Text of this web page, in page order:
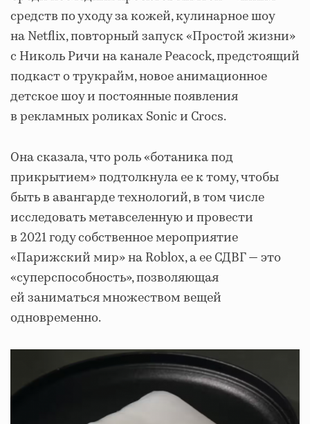
средств по уходу за кожей, кулинарное шоу
на Netflix, повторный запуск «Простой жизни»
с Николь Ричи на канале Peacock, предстоящий
подкаст о трукрайм, новое анимационное
детское шоу и постоянные появления
в рекламных роликах Sonic и Crocs.
Она сказала, что роль «ботаника под
прикрытием» подтолкнула ее к тому, чтобы
быть в авангарде технологий, в том числе
исследовать метавселенную и провести
в 2021 году собственное мероприятие
«Парижский мир» на Roblox, а ее СДВГ — это
«суперспособность», позволяющая
ей заниматься множеством вещей
одновременно.